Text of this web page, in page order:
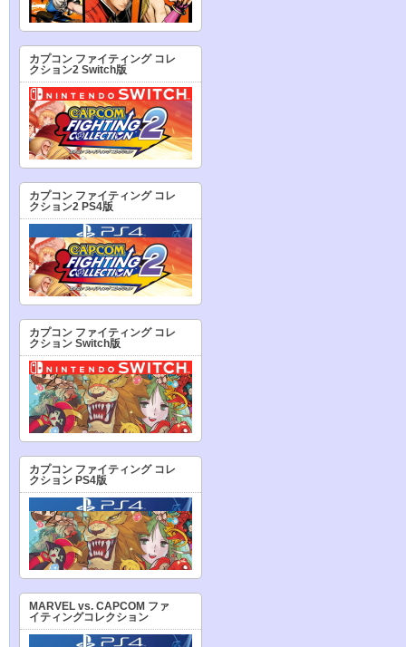
カプコン ファイティング コレ
クション2 Switch版
カプコン ファイティング コレ
クション2 PS4版
カプコン ファイティング コレ
クション Switch版
カプコン ファイティング コレ
クション PS4版
MARVEL vs. CAPCOM ファ
イティングコレクション